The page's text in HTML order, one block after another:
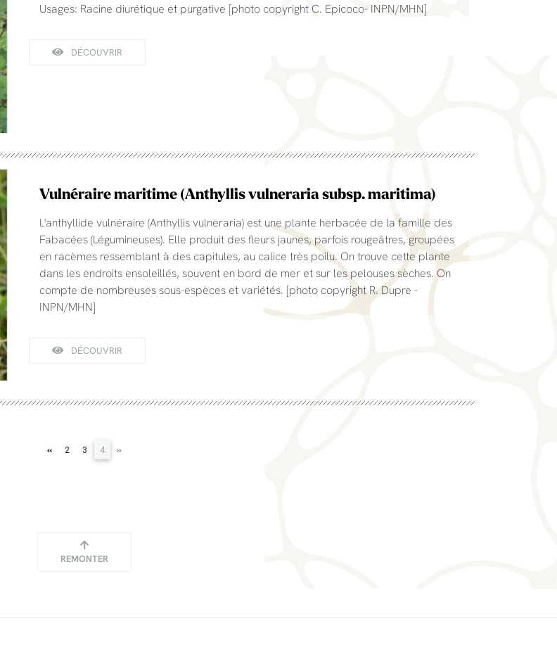
Usages: Racine diurétique et purgative [photo copyright C. Epicoco- INPN/MHN]
DÉCOUVRIR
Vulnéraire maritime (Anthyllis vulneraria subsp. maritima)
L'anthyllide vulnéraire (Anthyllis vulneraria) est une plante herbacée de la famille des
Fabacées (Légumineuses). Elle produit des fleurs jaunes, parfois rougeâtres, groupées
en racèmes ressemblant à des capitules, au calice très poilu. On trouve cette plante
dans les endroits ensoleillés, souvent en bord de mer et sur les pelouses sèches. On
compte de nombreuses sous-espèces et variétés. [photo copyright R. Dupre -
INPN/MHN]
DÉCOUVRIR
« 2 3 4(current)
»
REMONTER